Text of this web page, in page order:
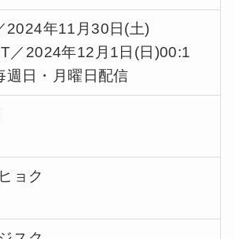
2024年11月30日(土)
／2024年12月1日(日)00:1
日・月曜日配信
ョク